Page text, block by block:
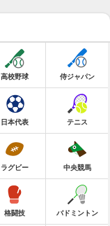
高校野球 侍ジャパン
日本代表 テニス
ラグビー 中央競馬
格闘技 バドミントン